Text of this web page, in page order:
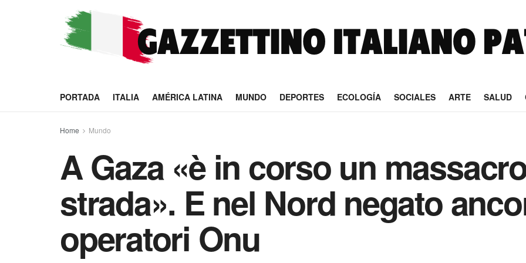
PORTADA ITALIA AMÉRICA LATINA MUNDO DEPORTES ECOLOGÍA SOCIALES ARTE SALUD
Home Mundo
A Gaza «è in corso un
strada». E nel Nord negato
operatori Onu